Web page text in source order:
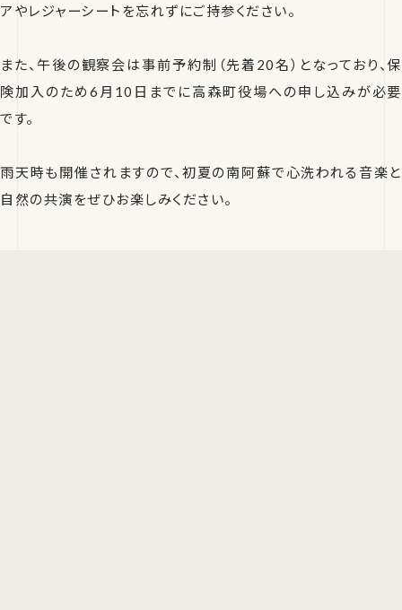
アやレジャーシートを忘れずにご持参ください。
また、午後の観察会は事前予約制（先着20名）となっており、保
険加入のため6月10日までに高森町役場への申し込みが必要
です。
雨天時も開催されますので、初夏の南阿蘇で心洗われる音楽と
自然の共演をぜひお楽しみください。